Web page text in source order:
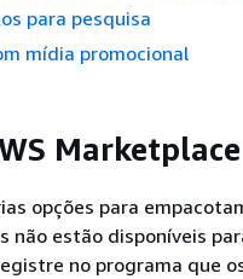
para pesquisa
mídia promocional
Marketplace
opções para
estão disponíveis
no programa que